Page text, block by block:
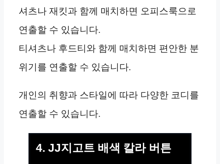
셔츠나 재킷과 함께 매치하면 오피스룩으로
연출할 수 있습니다.
티셔츠나 후드티와 함께 매치하면 편안한 분
위기를 연출할 수 있습니다.
개인의 취향과 스타일에 따라 다양한 코디를
연출할 수 있습니다.
4. JJ지고트 배색 칼라 버튼